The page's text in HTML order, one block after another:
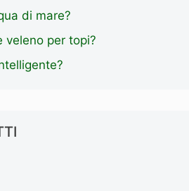
di mare?
veleno per topi?